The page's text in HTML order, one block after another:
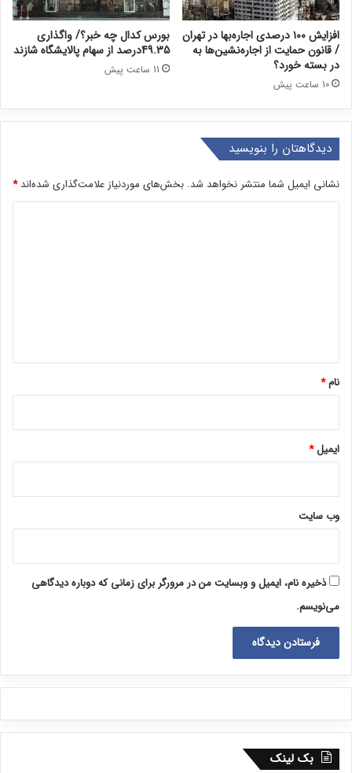
افزایش ۱۰۰ درصدی اجاره‌بها در تهران
/ قانون حمایت از اجاره‌نشین‌ها به
در بسته خورد؟
10 ساعت پیش
بورس کدال چه خبر؟/ واگذاری
49.35درصد از سهام پالایشگاه شازند
11 ساعت پیش
دیدگاهتان را بنویسید
نشانی ایمیل شما منتشر نخواهد شد. بخش‌های موردنیاز علامت‌گذاری شده‌اند*
نام*
ایمیل*
وب‌ سایت
ذخیره نام، ایمیل و وبسایت من در مرورگر برای زمانی که دوباره دیدگاهی
می‌نویسم.
بک لینک